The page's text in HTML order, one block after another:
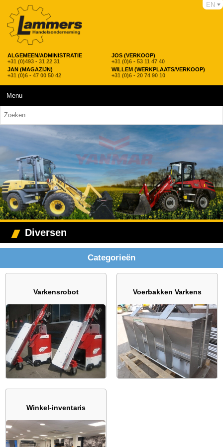
ALGEMEEN/ADMINISTRATIE
+31 (0)493 - 31 22 31
JOS (VERKOOP)
+31 (0)6 - 53 11 47 40
JAN (MAGAZIJN)
+31 (0)6 - 47 00 50 42
WILLEM (WERKPLAATS/VERKOOP)
+31 (0)6 - 20 74 90 10
EN
Menu
Diversen
Categorieën
Varkensrobot Voerbakken Varkens
Winkel-inventaris